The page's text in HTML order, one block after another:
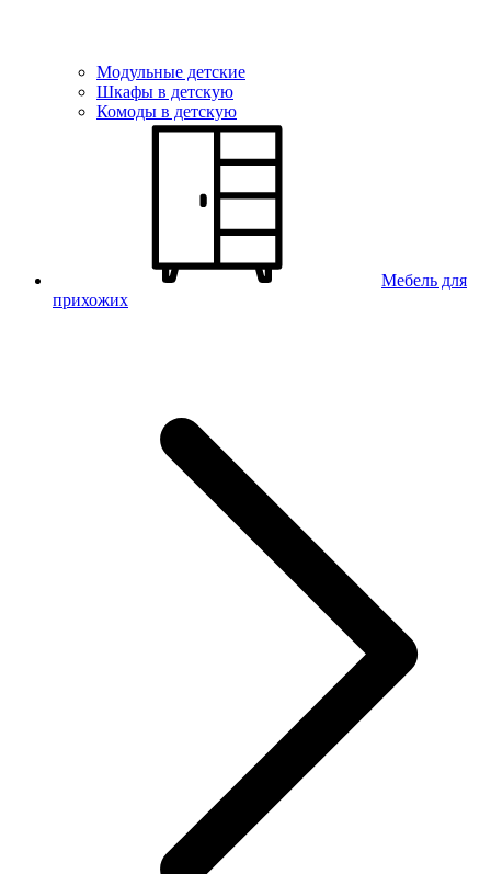
Модульные детские
Шкафы в детскую
Комоды в детскую
Мебель для
прихожих